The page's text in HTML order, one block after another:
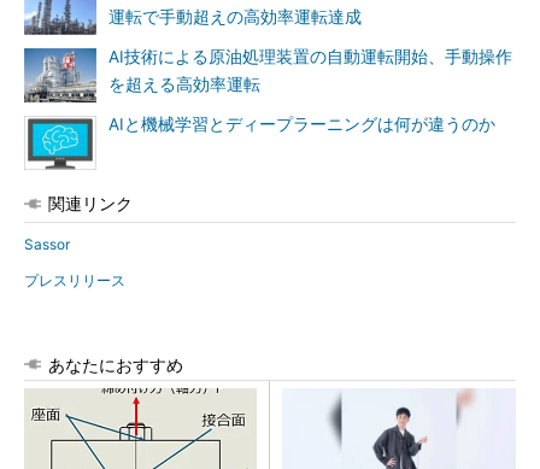
運転で手動超えの高効率運転達成
AI技術による原油処理装置の自動運転開始、手動操作
を超える高効率運転
AIと機械学習とディープラーニングは何が違うのか
関連リンク
Sassor
プレスリリース
あなたにおすすめ